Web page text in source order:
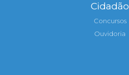
Cidadão
Concursos
Ouvidoria